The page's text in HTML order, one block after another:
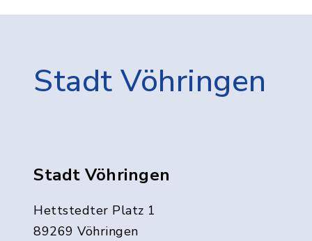
Stadt Vöhringen
Stadt Vöhringen
Hettstedter Platz 1
89269 Vöhringen